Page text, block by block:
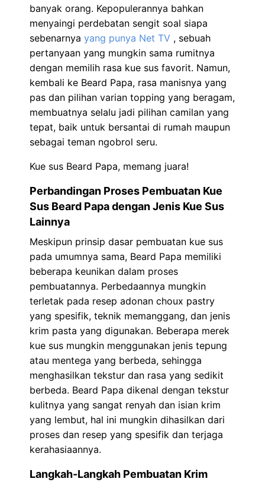
banyak orang. Kepopulerannya bahkan
menyaingi perdebatan sengit soal siapa
sebenarnya yang punya Net TV , sebuah
pertanyaan yang mungkin sama rumitnya
dengan memilih rasa kue sus favorit. Namun,
kembali ke Beard Papa, rasa manisnya yang
pas dan pilihan varian topping yang beragam,
membuatnya selalu jadi pilihan camilan yang
tepat, baik untuk bersantai di rumah maupun
sebagai teman ngobrol seru.
Kue sus Beard Papa, memang juara!
Perbandingan Proses Pembuatan Kue
Sus Beard Papa dengan Jenis Kue Sus
Lainnya
Meskipun prinsip dasar pembuatan kue sus
pada umumnya sama, Beard Papa memiliki
beberapa keunikan dalam proses
pembuatannya. Perbedaannya mungkin
terletak pada resep adonan choux pastry
yang spesifik, teknik memanggang, dan jenis
krim pasta yang digunakan. Beberapa merek
kue sus mungkin menggunakan jenis tepung
atau mentega yang berbeda, sehingga
menghasilkan tekstur dan rasa yang sedikit
berbeda. Beard Papa dikenal dengan tekstur
kulitnya yang sangat renyah dan isian krim
yang lembut, hal ini mungkin dihasilkan dari
proses dan resep yang spesifik dan terjaga
kerahasiaannya.
Langkah-Langkah Pembuatan Krim